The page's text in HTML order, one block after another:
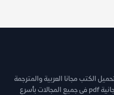
الكتب مجانا العربية والمترجمة
والروايات والقصص وغيرها من كتب مجانية pdf فى جميع المجالات بأسرع